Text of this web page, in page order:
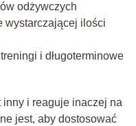
odżywczych
wystarczającej ilości
i długoterminowe
i reaguje inaczej na
jest, aby dostosować